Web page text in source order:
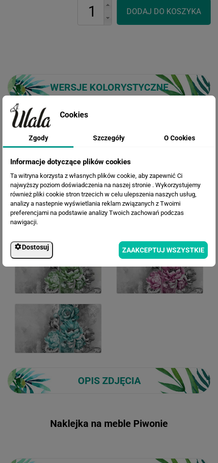
WERSJE KOLORYSTYCZNE
OPIS ZDJĘCIA
Naklejka na meble Piwonie
Cookies
Zgody Szczegóły O Cookies
Informacje dotyczące plików cookies
Ta witryna korzysta z własnych plików cookie, aby zapewnić Ci
najwyższy poziom doświadczenia na naszej stronie . Wykorzystujemy
również pliki cookie stron trzecich w celu ulepszenia naszych usług,
analizy a nastepnie wyświetlania reklam związanych z Twoimi
preferencjami na podstawie analizy Twoich zachowań podczas
nawigacji.
Dostosuj ZAAKCEPTUJ WSZYSTKIE